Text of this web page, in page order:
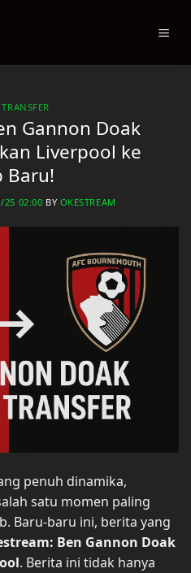
Gannon Doak
Liverpool ke
Baru!
25 02:00 BY OKESTREAM
penuh dinamika,
satu momen paling
Baru-baru ini, berita yang
Ben Gannon Doak
. Berita ini tidak hanya